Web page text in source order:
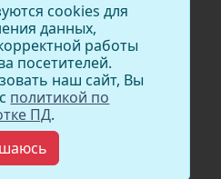
119 оф 402
cookies для
данных,
работы
посетителей.
наш сайт, Вы
политикой по
ПД.